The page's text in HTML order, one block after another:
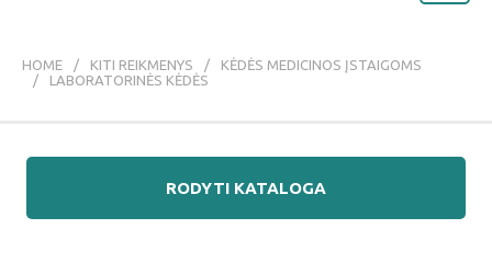
HOME KITI REIKMENYS
KĖDĖS MEDICINOS ĮSTAIGOMS
LABORATORINĖS KĖDĖS
RODYTI KATALOGA